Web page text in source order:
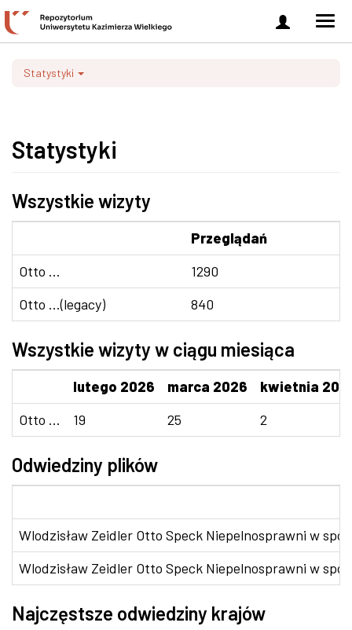
Zaloguj
się
Statystyki
Statystyki
Wszystkie wizyty
Przeglądań
Otto ...
1290
Otto ...(legacy)
840
Wszystkie wizyty w ciągu miesiąca
lutego 2026 marca 2026
kwietnia
Otto ...
19 25 2
Odwiedziny plików
Wlodzisław Zeidler Otto Speck Niepelnosprawni w
Wlodzisław Zeidler Otto Speck Niepelnosprawni w
Najczęstsze odwiedziny krajów